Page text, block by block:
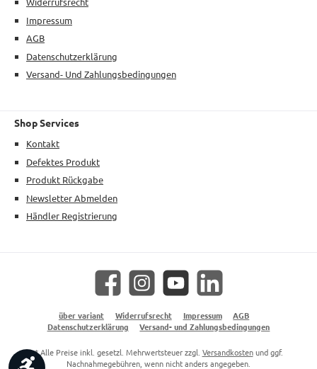
Impressum
AGB
Datenschutzerklärung
Versand- Und Zahlungsbedingungen
Shop Services
Kontakt
Defektes Produkt
Produkt Rückgabe
Newsletter Abmelden
Händler Registrierung
Facebook Instagram YouTube LinkedIn
über variant Widerrufsrecht Impressum
AGB
Datenschutzerklärung
Versand- und Zahlungsbedingungen
* Alle Preise inkl. gesetzl. Mehrwertsteuer zzgl. Versandkostenund ggf.
Nachnahmegebühren, wenn nicht anders angegeben.
Werkzeugleiste anzeigen